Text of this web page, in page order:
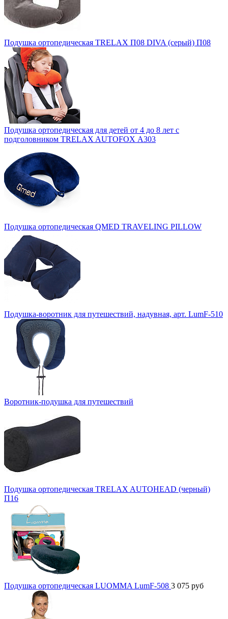
Подушка ортопедическая TRELAX П08 DIVA (серый) П08
Подушка ортопедическая для детей от 4 до 8 лет с
подголовником TRELAX AUTOFOX А303
Подушка ортопедическая QMED TRAVELING PILLOW
Подушка-воротник для путешествий, надувная, арт. LumF-510
Воротник-подушка для путешествий
Подушка ортопедическая TRELAX AUTOHEAD (черный)
П16
Подушка ортопедическая LUOMMA LumF-508 3 075 руб